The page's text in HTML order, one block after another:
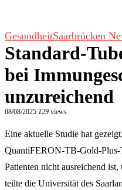
GesundheitSaarbrücken
Standard-
bei
unzureichend
08/08/2025 129 views
Eine aktuelle Studie hat
QuantiFERON-TB-Gold-Plus-
Patienten nicht ausreichend
teilte die Universität des